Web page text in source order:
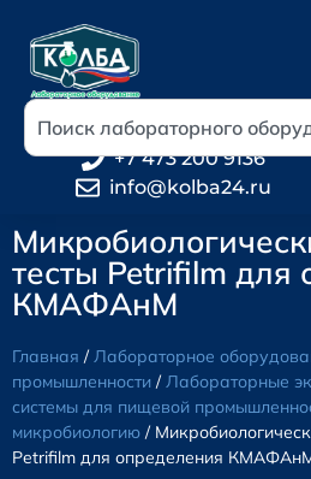
+7 473 200 9136
info@kolba24.ru
тесты Petrifilm для
КМАФАнМ
Главная /Лабораторное
промышленности /Лабораторные
системы для пищевой
микробиологию /
Petrifilm для определения